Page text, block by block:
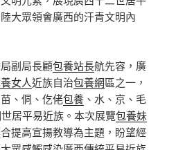
大眾領會廣西的汗青文明內
副局長顧包養站長航先容，廣
女人近族自治包養網區之一，
、侗、仡佬包養 、水、京、毛
居平易近族。本次展覽包養妹
提高宣揚教導為主題，盼望經